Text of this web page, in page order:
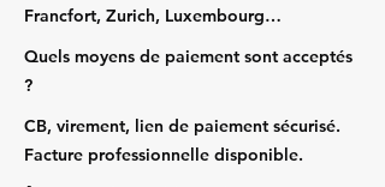
Francfort, Zurich, Luxembourg…
Quels moyens de paiement sont acceptés
?
CB, virement, lien de paiement sécurisé.
Facture professionnelle disponible.